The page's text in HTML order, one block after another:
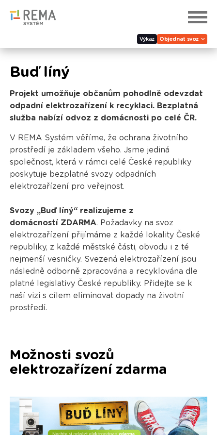
Výkaz Objednat svoz
Buď líný
Projekt umožňuje občanům pohodlně odevzdat
odpadní elektrozařízení k recyklaci. Bezplatná
služba nabízí odvoz z domácnosti po celé ČR.
V REMA Systém věříme, že ochrana životního
prostředí je základem všeho. Jsme jediná
společnost, která v rámci celé České republiky
poskytuje bezplatné svozy odpadních
elektrozařízení pro veřejnost.
Svozy „Buď líný“ realizujeme z
domácností ZDARMA. Požadavky na svoz
elektrozařízení přijímáme z každé lokality České
republiky, z každé městské části, obvodu i z té
nejmenší vesničky. Svezená elektrozařízení jsou
následně odborně zpracována a recyklována dle
platné legislativy České republiky. Přidejte se k
naší vizi s cílem eliminovat dopady na životní
prostředí.
Možnosti svozů
elektrozařízení zdarma